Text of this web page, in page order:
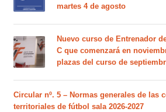
martes 4 de agosto
Nuevo curso de Entrenador
C que comenzará en
plazas del curso de
Circular nº. 5 – Normas generales de las
territoriales de fútbol sala 2026-2027